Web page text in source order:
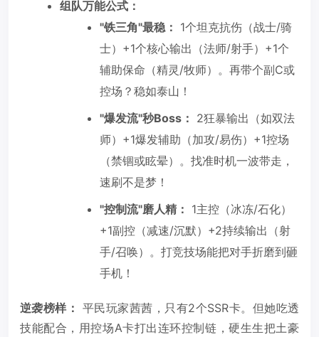
组队万能公式：
"铁三角"最稳： 1个坦克抗伤（战士/骑
士）+1个核心输出（法师/射手）+1个
辅助保命（精灵/牧师）。再带个副C或
控场？稳如泰山！
"爆发流"秒Boss： 2狂暴输出（如双法
师）+1爆发辅助（加攻/易伤）+1控场
（禁锢或眩晕）。找准时机一波带走，
速刷不是梦！
"控制流"磨人精： 1主控（冰冻/石化）
+1副控（减速/沉默）+2持续输出（射
手/召唤）。打竞技场能把对手折磨到砸
手机！
逆袭榜样： 平民玩家茜茜，只有2个SSR卡。但她吃透
技能配合，用控场A卡打出连环控制链，硬生生把土豪